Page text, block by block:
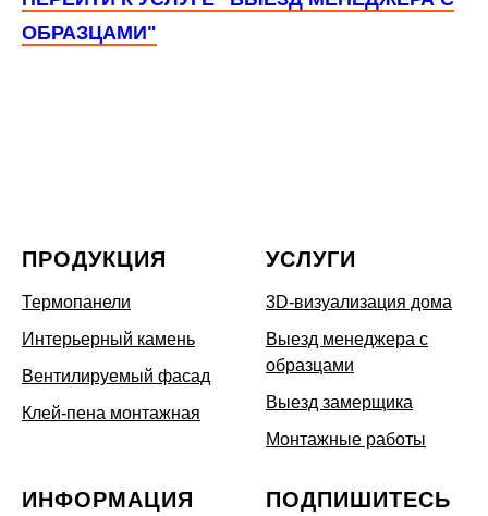
ОБРАЗЦАМИ"
ПРОДУКЦИЯ
Термопанели
Интерьерный камень
Вентилируемый фасад
Клей-пена монтажная
УСЛУГИ
3D-визуализация дома
Выезд менеджера с
образцами
Выезд замерщика
Монтажные работы
ИНФОРМАЦИЯ
ПОДПИШИТЕСЬ